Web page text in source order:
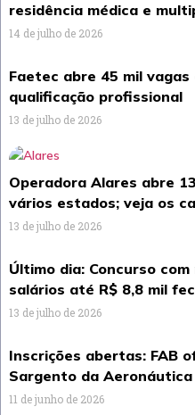
residência médica e
14 de julho de 2026
Faetec abre 45 mil
qualificação profissional
13 de julho de 2026
Operadora Alares abre
vários estados; veja os
13 de julho de 2026
Último dia: Concurso
salários até R$ 8,8 mil
13 de julho de 2026
Inscrições abertas: FAB
Sargento da Aeronáutica
11 de junho de 2026